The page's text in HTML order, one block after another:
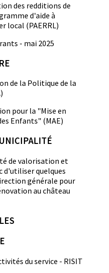
des redditions de
d'aide à
local (PAERRL)
- mai 2025
de la Politique de la
pour la "Mise en
Enfants" (MAE)
de valorisation et
d'utiliser quelques
générale pour
au château
du service - RISIT